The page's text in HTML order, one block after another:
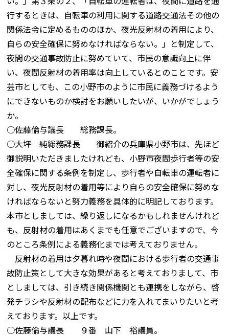
行するときは、自転車の利用に関する道路交通法その他の
関係法令に定めるもののほか、夜光反射材の着用により、
自らの安全確保に努めなければならない。」と制定して、
夜間の交通事故防止に努めていて、市民の意識向上に伴
い、夜間反射材の着用率は向上しているとのことです。安
芸市としても、この小野市のように市民に義務づけるよう
にできないものか検討をお願いしたいが、いかがでしょう
か。
○佐藤倫与議長 総務課長。
○大坪 純総務課長 御紹介の兵庫県小野市は、先ほど
御説明いただきましたけれども、小野市夜間歩行者等の安
全確保に関する条例を制定し、歩行者や自転車の運転者に
対し、夜光反射材の着用等により自らの安全確保に努めな
ければならないと努力義務を具体的に明記しております。
本市としましては、繰り返しになるかもしれませんけれど
も、反射材の着用はあくまでも任意でございますので、今
のところ条例による義務化までは考えておりません。
反射材の着用は夕暮れ時や夜間における歩行者の交通事
故防止策として大きな効果があると考えておりまして、市
としましては、引き続き関係機関とも連携をしながら、啓
発チラシや反射材の配布などに力を入れてまいりたいと考
えております。以上です。
○佐藤倫与議長 ９番 山下 裕議員。